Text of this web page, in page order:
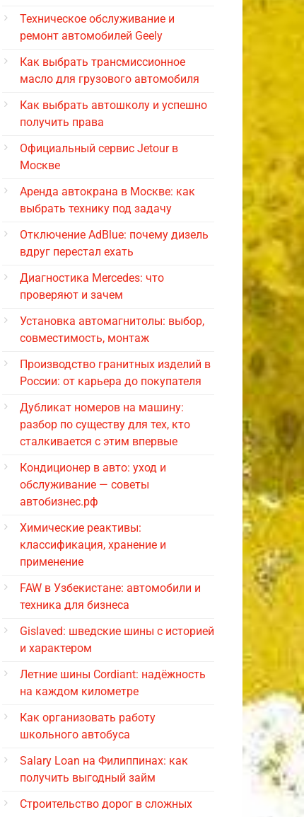
Техническое обслуживание и
ремонт автомобилей Geely
Как выбрать трансмиссионное
масло для грузового автомобиля
Как выбрать автошколу и успешно
получить права
Официальный сервис Jetour в
Москве
Аренда автокрана в Москве: как
выбрать технику под задачу
Отключение AdBlue: почему дизель
вдруг перестал ехать
Диагностика Mercedes: что
проверяют и зачем
Установка автомагнитолы: выбор,
совместимость, монтаж
Производство гранитных изделий в
России: от карьера до покупателя
Дубликат номеров на машину:
разбор по существу для тех, кто
сталкивается с этим впервые
Кондиционер в авто: уход и
обслуживание — советы
автобизнес.рф
Химические реактивы:
классификация, хранение и
применение
FAW в Узбекистане: автомобили и
техника для бизнеса
Gislaved: шведские шины с историей
и характером
Летние шины Cordiant: надёжность
на каждом километре
Как организовать работу
школьного автобуса
Salary Loan на Филиппинах: как
получить выгодный займ
Строительство дорог в сложных